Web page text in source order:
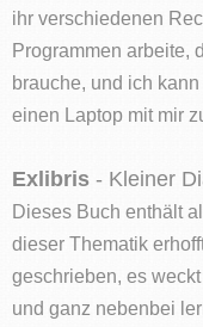
ihr verschiedenen
Programmen arbeite,
brauche, und ich
einen Laptop mit mir
Exlibris - Kleiner
Dieses Buch enthält
dieser Thematik
geschrieben, es
und ganz nebenbei